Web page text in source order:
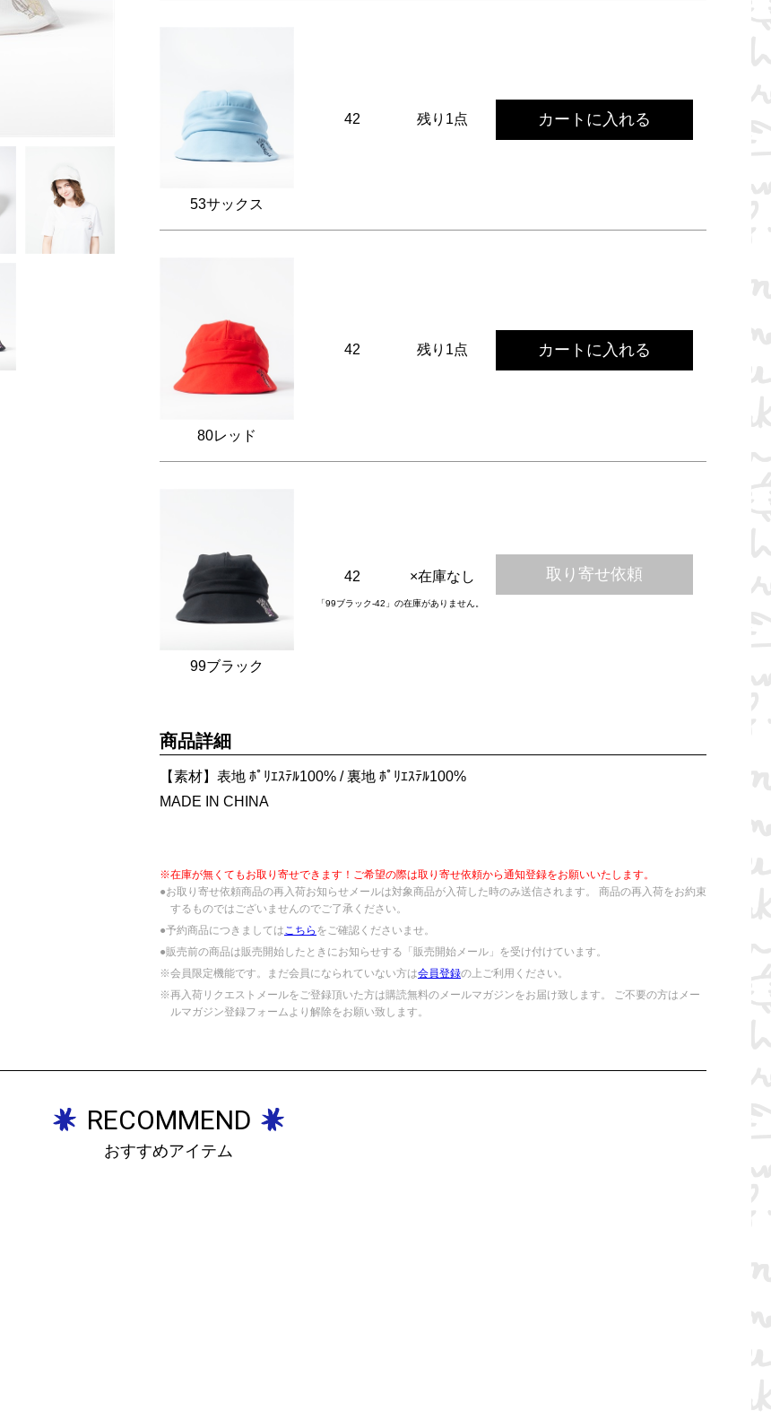
53サックス
42 残り1点 カートに入れる
80レッド
42 残り1点 カートに入れる
99ブラック
42 ×在庫なし 取り寄せ依頼
「99ブラック-42」の在庫がありません。
商品詳細
【素材】表地 ﾎﾟﾘｴｽﾃﾙ100% / 裏地 ﾎﾟﾘｴｽﾃﾙ100%
MADE IN CHINA
※在庫が無くてもお取り寄せできます！ご希望の際は取り寄せ依頼から通知登録をお願いいたします。
●お取り寄せ依頼商品の再入荷お知らせメールは対象商品が入荷した時のみ送信されます。 商品の再入荷をお約束
するものではございませんのでご了承ください。
●予約商品につきましては こちら をご確認くださいませ。
●販売前の商品は販売開始したときにお知らせする「販売開始メール」を受け付けています。
※会員限定機能です。まだ会員になられていない方は会員登録の上ご利用ください。
※再入荷リクエストメールをご登録頂いた方は購読無料のメールマガジンをお届け致します。 ご不要の方はメー
ルマガジン登録フォームより解除をお願い致します。
RECOMMEND
おすすめアイテム